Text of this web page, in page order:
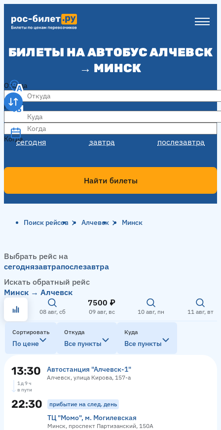
БИЛЕТЫ НА АВТОБУС АЛЧЕВСК
→ МИНСК
Откуда
Куда
Когда
сегодня завтра послезавтра
Когда
Найти билеты
Поиск рейсов Алчевск Минск
Выбрать рейс на
сегоднязавтрапослезавтра
Искать обратный рейс
Минск → Алчевск
08 авг, сб
7500 ₽
09 авг, вс 10 авг, пн 11 авг, вт
Сортировать
По цене
Откуда
Все пункты
Куда
Все пункты
13:30 Автостанция "Алчевск-1"
Алчевск, улица Кирова, 157-а
1 д 9 ч
в пути
22:30 прибытие на след. день
ТЦ "Момо", м. Могилевская
Минск, проспект Партизанский, 150А